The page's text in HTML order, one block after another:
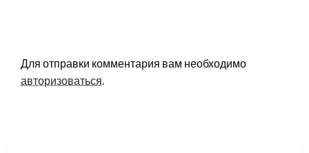
Для отправки комментария вам необходимо
авторизоваться.